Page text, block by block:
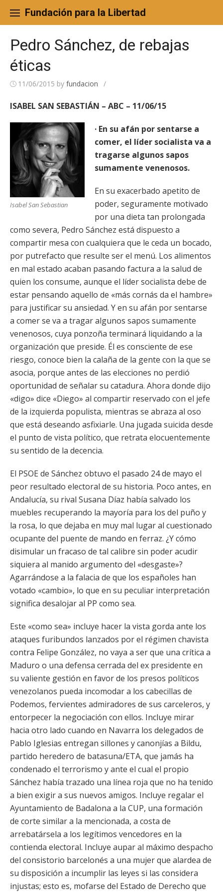
content
Fundación para la Libertad
Pedro Sánchez, de rebajas
éticas
11/06/2015 by fundacion /
ISABEL SAN SEBASTIÁN – ABC – 11/06/15
Isabel San Sebastian
· En su afán por sentarse a
comer, el líder socialista va a
tragarse algunos sapos
sumamente venenosos.
En su exacerbado apetito de
poder, seguramente motivado
por una dieta tan prolongada
como severa, Pedro Sánchez está dispuesto a
compartir mesa con cualquiera que le ceda un bocado,
por putrefacto que resulte ser el menú. Los alimentos
en mal estado acaban pasando factura a la salud de
quien los consume, aunque el líder socialista debe de
estar pensando aquello de «más cornás da el hambre»
para justificar su ansiedad. Y en su afán por sentarse
a comer se va a tragar algunos sapos sumamente
venenosos, cuya ponzoña terminará liquidando a la
organización que preside. Él es consciente de ese
riesgo, conoce bien la calaña de la gente con la que se
asocia, porque antes de las elecciones no perdió
oportunidad de señalar su catadura. Ahora donde dijo
«digo» dice «Diego» al compartir reservado con el jefe
de la izquierda populista, mientras se abraza al oso
que está deseando asfixiarle. Una jugada suicida desde
el punto de vista político, que retrata elocuentemente
su sentido de la decencia.
El PSOE de Sánchez obtuvo el pasado 24 de mayo el
peor resultado electoral de su historia. Poco antes, en
Andalucía, su rival Susana Díaz había salvado los
muebles recuperando la mayoría para los del puño y
la rosa, lo que dejaba en muy mal lugar al cuestionado
ocupante del puente de mando en ferraz. ¿Y cómo
disimular un fracaso de tal calibre sin poder acudir
siquiera al manido argumento del «desgaste»?
Agarrándose a la falacia de que los españoles han
votado «cambio», lo que en su peculiar interpretación
significa desalojar al PP como sea.
Este «como sea» incluye hacer la vista gorda ante los
ataques furibundos lanzados por el régimen chavista
contra Felipe González, no vaya a ser que una crítica a
Maduro o una defensa cerrada del ex presidente en
su valiente gestión en favor de los presos políticos
venezolanos pueda incomodar a los cabecillas de
Podemos, fervientes admiradores de sus carceleros, y
entorpecer la negociación con ellos. Incluye mirar
hacia otro lado cuando en Navarra los delegados de
Pablo Iglesias entregan sillones y canonjías a Bildu,
partido heredero de batasuna/ETA, que jamás ha
condenado el terrorismo y ante el cual el propio
Sánchez había trazado una línea roja que no ha tenido
a bien exigir a sus nuevos amigos. Incluye regalar el
Ayuntamiento de Badalona a la CUP, una formación
de corte similar a la mencionada, a costa de
arrebatársela a los legítimos vencedores en la
contienda electoral. Incluye aupar al máximo despacho
del consistorio barcelonés a una mujer que alardea de
su disposición a incumplir las leyes si las considera
injustas; esto es, mofarse del Estado de Derecho que